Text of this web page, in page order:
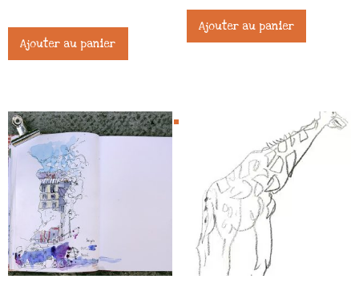
Ajouter au panier
Ajouter au panier